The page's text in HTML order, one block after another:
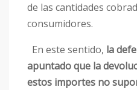
de las cantidades
consumidores.
En este sentido, la
apuntado que la
estos importes no